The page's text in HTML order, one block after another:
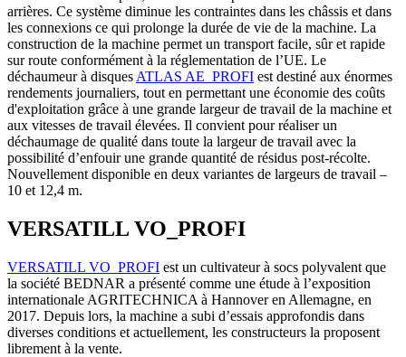
arrières. Ce système diminue les contraintes dans les châssis et dans
les connexions ce qui prolonge la durée de vie de la machine. La
construction de la machine permet un transport facile, sûr et rapide
sur route conformément à la réglementation de l’UE. Le
déchaumeur à disques ATLAS AE_PROFI est destiné aux énormes
rendements journaliers, tout en permettant une économie des coûts
d'exploitation grâce à une grande largeur de travail de la machine et
aux vitesses de travail élevées. Il convient pour réaliser un
déchaumage de qualité dans toute la largeur de travail avec la
possibilité d’enfouir une grande quantité de résidus post-récolte.
Nouvellement disponible en deux variantes de largeurs de travail –
10 et 12,4 m.
VERSATILL VO_PROFI
VERSATILL VO_PROFI est un cultivateur à socs polyvalent que
la société BEDNAR a présenté comme une étude à l’exposition
internationale AGRITECHNICA à Hannover en Allemagne, en
2017. Depuis lors, la machine a subi d’essais approfondis dans
diverses conditions et actuellement, les constructeurs la proposent
librement à la vente.